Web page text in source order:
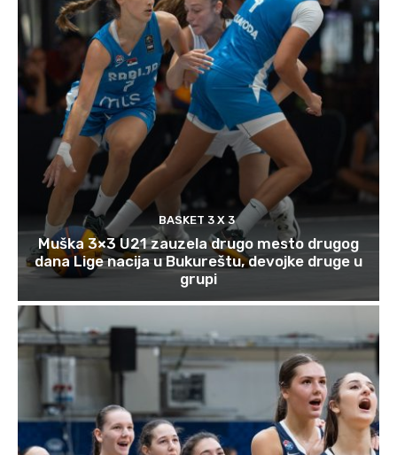
BASKET 3 X 3
Muška 3×3 U21 zauzela drugo mesto drugog
dana Lige nacija u Bukureštu, devojke druge u
grupi